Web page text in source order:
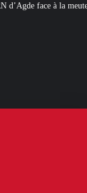
» La hausse de la